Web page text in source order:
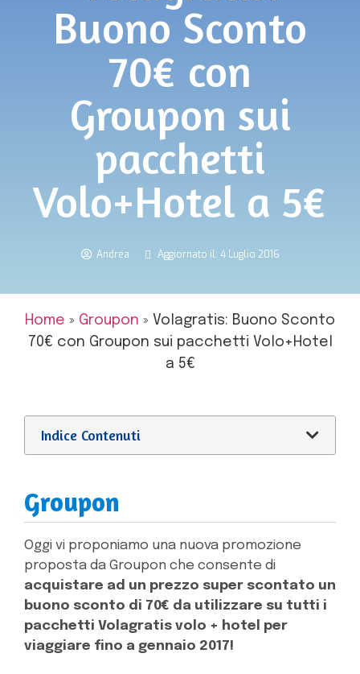
Buono Sconto
70€ con
Groupon sui
pacchetti
Volo+Hotel a 5€
Andrea Aggiornato il: 4 Luglio 2016
Home » Groupon » Volagratis: Buono Sconto
70€ con Groupon sui pacchetti Volo+Hotel
a 5€
Indice Contenuti
Groupon
Oggi vi proponiamo una nuova promozione
proposta da Groupon che consente di
acquistare ad un prezzo super scontato un
buono sconto di 70€ da utilizzare su tutti i
pacchetti Volagratis volo + hotel per
viaggiare fino a gennaio 2017!